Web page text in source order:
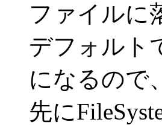
ファイルに
デフォルト
になるので、
先に